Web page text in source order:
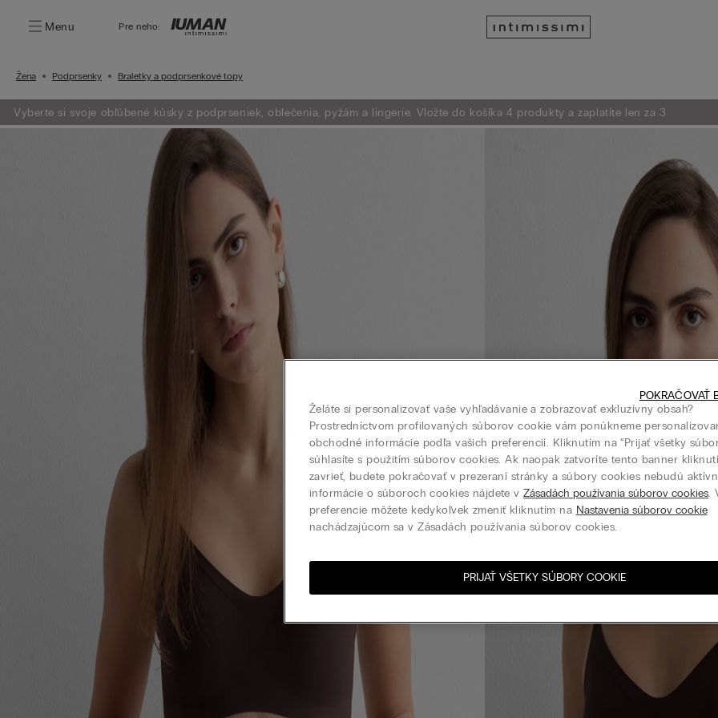
Menu Pre neho:
Žena Podprsenky Braletky a podprsenkové topy
Vyberte si svoje obľúbené kúsky z podprseniek, oblečenia, pyžám a lingerie. Vložte do košíka 4 produkty a zaplatíte len za 3
Želáte si personalizovať vaše vyhľadávanie a zobrazovať exkluzívny obsah?
Prostredníctvom profilovaných súborov cookie vám ponúkneme
obchodné informácie podľa vašich preferencií. Kliknutím na “Prijať všetky
súhlasíte s použitím súborov cookies. Ak naopak zatvoríte tento banner
zavrieť, budete pokračovať v prezeraní stránky a súbory cookies nebudú
informácie o súboroch cookies nájdete vZásadách používania súborov cookies.
preferencie môžete kedykoľvek zmeniť kliknutím na Nastavenia súborov cookie
nachádzajúcom sa v Zásadách používania súborov cookies.
PRIJAŤ VŠETKY SÚBORY COOKIE
POKRAČOVAŤ